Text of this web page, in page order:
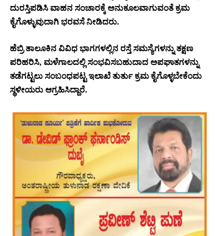
ದುರಸ್ತಿಪಡಿಸಿ ವಾಹನ ಸಂಚಾರಕ್ಕೆ ಅನುಕೂಲವಾಗುವಂತೆ ಕ್ರಮ
ಕೈಗೊಳ್ಳುವುದಾಗಿ ಭರವಸೆ ನೀಡಿದರು.
ಹೆಬ್ರಿ ತಾಲೂಕಿನ ವಿವಿಧ ಭಾಗಗಳಲ್ಲಿನ ರಸ್ತೆ ಸಮಸ್ಯೆಗಳನ್ನು ತಕ್ಷಣ
ಪರಿಹರಿಸಿ, ಮಳೆಗಾಲದಲ್ಲಿ ಸಂಭವಿಸಬಹುದಾದ ಅಪಘಾತಗಳನ್ನು
ತಡೆಗಟ್ಟಲು ಸಂಬಂಧಪಟ್ಟ ಇಲಾಖೆ ತುರ್ತು ಕ್ರಮ ಕೈಗೊಳ್ಳಬೇಕೆಂದು
ಸ್ಥಳೀಯರು ಆಗ್ರಹಿಸಿದ್ದಾರೆ.